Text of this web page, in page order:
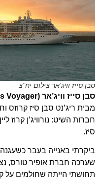
סבן סייז וויג'אר צילום יח"צ
סבן סייז וויג’אר (Seven Seas Voyager)
מבית ריג’נט סבן סיז קרוזס
חברות השיט: נורוויג’ן קרוז
סיז.
ביקרתי באנייה בעבר כשעגנה
שערכה חברת אופיר טורס,
תחושתי הייתה שחולמים על